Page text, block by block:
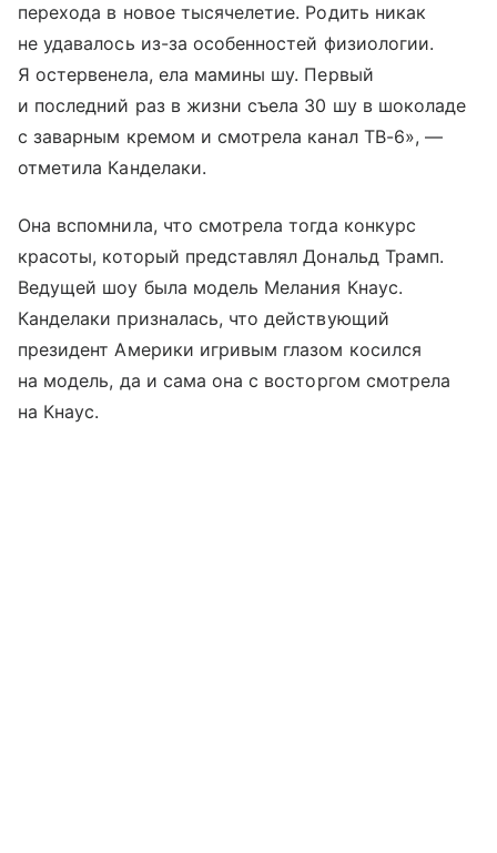
перехода в новое тысячелетие. Родить никак
не удавалось из-за особенностей физиологии.
Я остервенела, ела мамины шу. Первый
и последний раз в жизни съела 30 шу в шоколаде
с заварным кремом и смотрела канал ТВ-6», —
отметила Канделаки.
Она вспомнила, что смотрела тогда конкурс
красоты, который представлял Дональд Трамп.
Ведущей шоу была модель Мелания Кнаус.
Канделаки призналась, что действующий
президент Америки игривым глазом косился
на модель, да и сама она с восторгом смотрела
на Кнаус.